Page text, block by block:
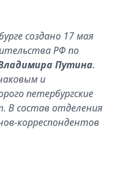
создано 17 мая
РФ по
Путина.
и
петербургские
В состав отделения
корреспондентов